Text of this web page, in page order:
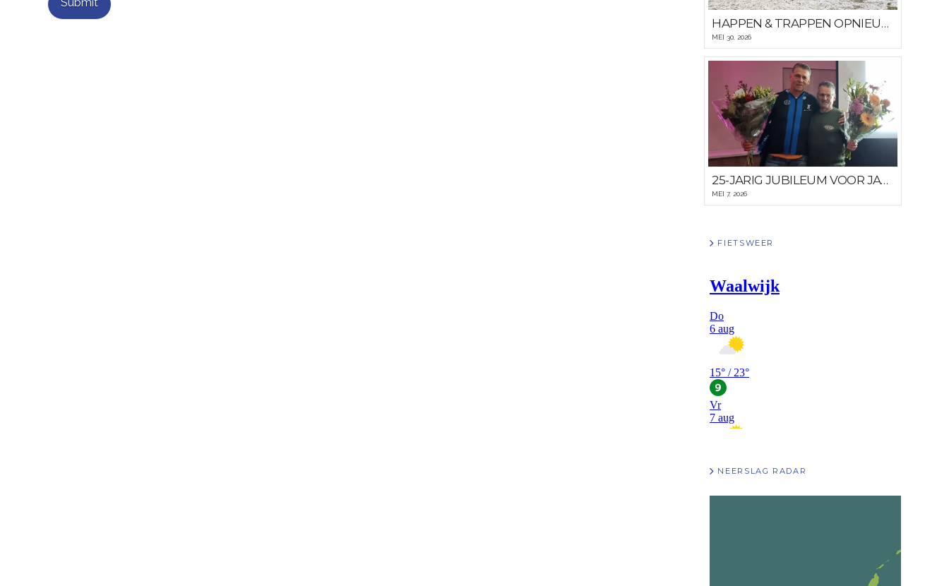
HAPPEN & TRAPPEN OPNIEUW GROOT SUCCES
MEI 30, 2026
25-JARIG JUBILEUM VOOR JAN VAN ZOEST EN DICK HULST
MEI 7, 2026
FIETSWEER
NEERSLAG RADAR